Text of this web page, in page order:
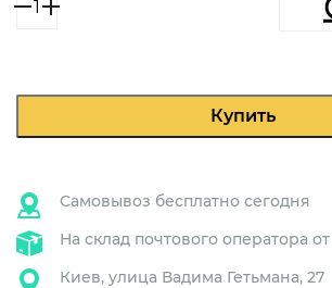
товара
Compact
Купить
Самовывоз бесплатно сегодня
На склад почтового оператора от
Киев, улица Вадима Гетьмана, 27